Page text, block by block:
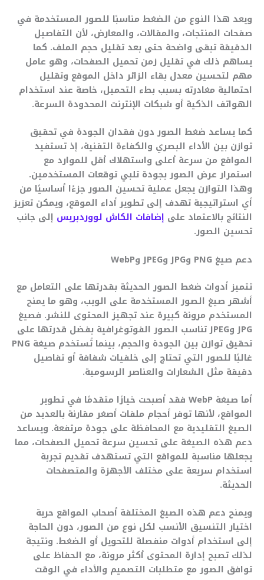
ويعد هذا النوع من الضغط مناسبًا للصور المستخدمة في
صفحات المنتجات، والمقالات، والمعارض، لأن التفاصيل
الدقيقة تبقى واضحة حتى بعد تقليل حجم الملف. كما
يساهم ذلك في تقليل زمن تحميل الصفحات، وهو عامل
مهم لتحسين معدل بقاء الزائر داخل الموقع وتقليل
احتمالية مغادرته بسبب بطء التحميل، خاصة عند استخدام
الهواتف الذكية أو شبكات الإنترنت المحدودة السرعة.
كما يساعد ضغط الصور دون فقدان الجودة في تحقيق
توازن بين الأداء البصري والكفاءة التقنية، إذ تستفيد
المواقع من سرعة أعلى واستهلاك أقل للموارد مع
استمرار عرض الصور بجودة تلبي توقعات المستخدمين.
وهذا التوازن يجعل عملية تحسين الصور جزءًا أساسيًا من
أي استراتيجية تهدف إلى تطوير أداء الموقع، ويمكن تعزيز
النتائج بالاعتماد على إضافات الكاش لووردبريس إلى جانب
تحسين الصور.
دعم صيغ PNG وJPG وJPEG وWebP
تتميز أدوات ضغط الصور الحديثة بقدرتها على التعامل مع
أشهر صيغ الصور المستخدمة على الويب، وهو ما يمنح
المستخدم مرونة كبيرة عند تجهيز المحتوى للنشر. فصيغ
JPG وJPEG تناسب الصور الفوتوغرافية بفضل قدرتها على
تحقيق توازن بين الجودة والحجم، بينما تُستخدم صيغة PNG
غالبًا للصور التي تحتاج إلى خلفيات شفافة أو تفاصيل
دقيقة مثل الشعارات والعناصر الرسومية.
أما صيغة WebP فقد أصبحت خيارًا متقدمًا في تطوير
المواقع، لأنها توفر أحجام ملفات أصغر مقارنة بالعديد من
الصيغ التقليدية مع المحافظة على جودة مرتفعة. ويساعد
دعم هذه الصيغة على تحسين سرعة تحميل الصفحات، مما
يجعلها مناسبة للمواقع التي تستهدف تقديم تجربة
استخدام سريعة على مختلف الأجهزة والمتصفحات
الحديثة.
ويمنح دعم هذه الصيغ المختلفة أصحاب المواقع حرية
اختيار التنسيق الأنسب لكل نوع من الصور، دون الحاجة
إلى استخدام أدوات منفصلة للتحويل أو الضغط. ونتيجة
لذلك تصبح إدارة المحتوى أكثر مرونة، مع الحفاظ على
توافق الصور مع متطلبات التصميم والأداء في الوقت